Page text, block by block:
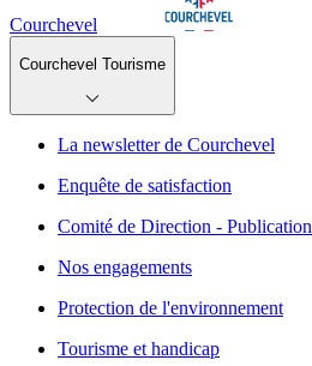
Courchevel
Courchevel Tourisme
La newsletter de Courchevel
Enquête de satisfaction
Comité de Direction - Publication
Nos engagements
Protection de l'environnement
Tourisme et handicap